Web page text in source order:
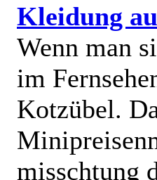
Kleidung
Wenn man
im
Kotzübel.
misschtung